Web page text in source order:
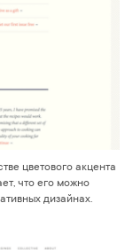
цветового акцента
что его можно
дизайнах.